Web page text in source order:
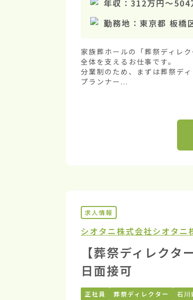
年収： 312万円〜504
勤務地： 東京都 板橋
家族葬ホールの「葬祭ディレ
全体を支えるお仕事です。
分業制のため、まずは葬祭デ
プランナー...
求人情報
シオタニ株式会社シオタニ
【葬祭ディレク
日面接可
正社員 葬祭ディレクター 石川